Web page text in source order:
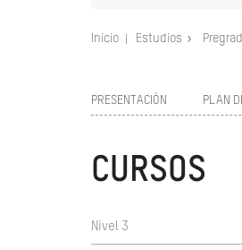
Inicio Estudios
PRESENTACIÓN PLAN
CURSOS
Nivel 3